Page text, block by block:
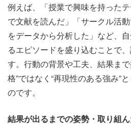
例えば、「授業で興味を持った
で文献を読んだ」「サークル活
をデータから分析した」など、
るエピソードを盛り込むことで
す。行動の背景や工夫、結果ま
格”ではなく“再現性のある強み”
のです。
結果が出るまでの姿勢・取り組